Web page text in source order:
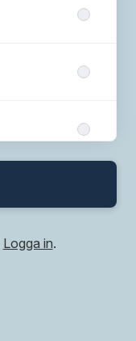
Logga in.